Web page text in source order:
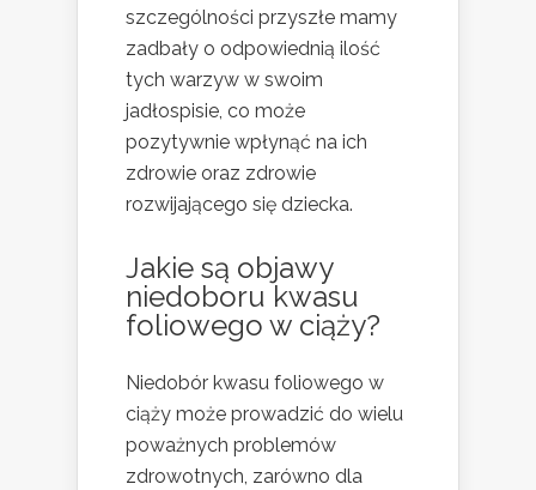
szczególności przyszłe mamy
zadbały o odpowiednią ilość
tych warzyw w swoim
jadłospisie, co może
pozytywnie wpłynąć na ich
zdrowie oraz zdrowie
rozwijającego się dziecka.
Jakie są objawy
niedoboru kwasu
foliowego w ciąży?
Niedobór kwasu foliowego w
ciąży może prowadzić do wielu
poważnych problemów
zdrowotnych, zarówno dla